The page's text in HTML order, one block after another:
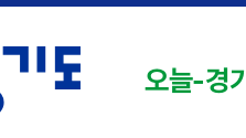
오늘-경기